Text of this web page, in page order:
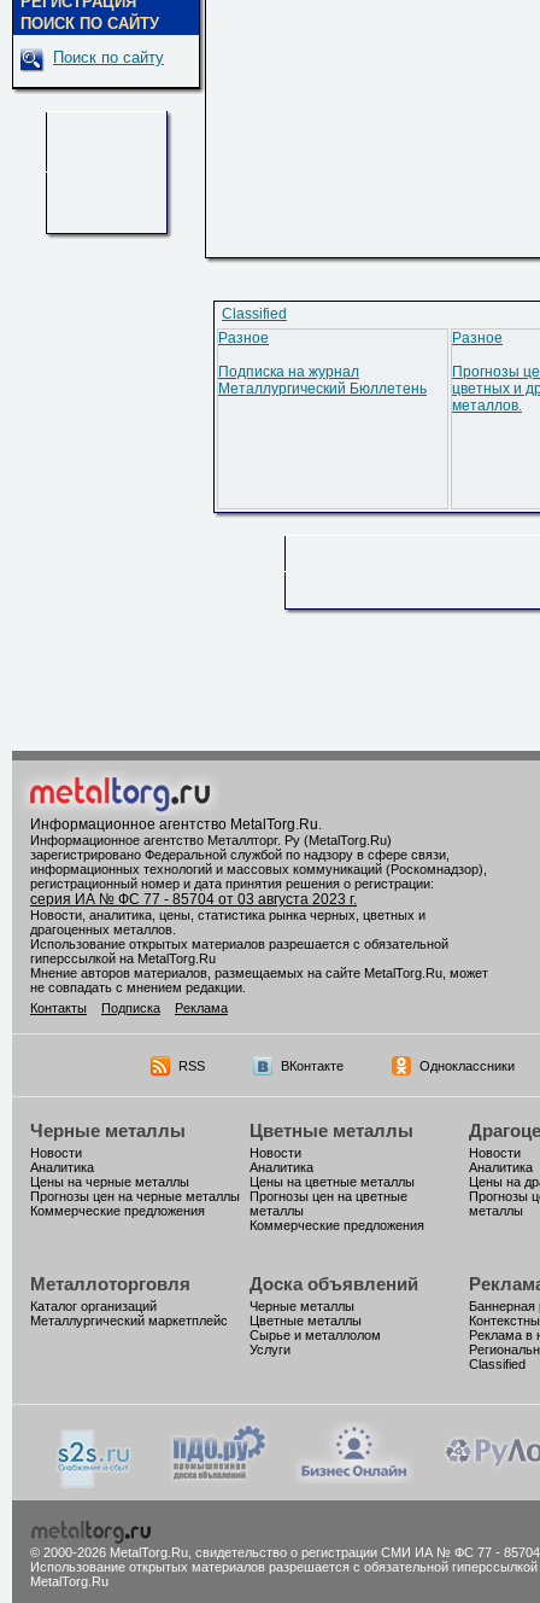
ПОИСК ПО САЙТУ
Поиск по сайту
Classified
Разное
Подписка на журнал
Металлургический Бюллетень
Разное
Прогнозы
цветных и
металлов.
Информационное агентство MetalTorg.Ru
Информационное агентство Металлторг. Ру (MetalTorg.Ru)
зарегистрировано Федеральной службой по надзору в сфере связи,
информационных технологий и массовых коммуникаций (Роскомнадзор),
регистрационный номер и дата принятия решения о регистрации:
серия ИА № ФС 77 - 85704 от 03 августа 2023 г.
Новости, аналитика, цены, статистика рынка черных, цветных и
драгоценных металлов.
Использование открытых материалов разрешается с обязательной
гиперссылкой на MetalTorg.Ru
Мнение авторов материалов, размещаемых на сайте MetalTorg.Ru, может
не совпадать с мнением редакции.
Контакты
Подписка Реклама
RSS ВКонтакте Одноклассники
Черные металлы
Новости
Аналитика
Цены на черные металлы
Прогнозы цен на черные металлы
Коммерческие предложения
Цветные металлы
Новости
Аналитика
Цены на цветные металлы
Прогнозы цен на цветные
металлы
Коммерческие предложения
Новости
Аналитика
Цены на
Прогнозы
металлы
Металлоторговля
Каталог организаций
Металлургический маркетплейс
Доска объявлений
Черные металлы
Цветные металлы
Сырье и металлолом
Услуги
Баннерная
Реклама в
Classified
© 2000-2026 MetalTorg.Ru, cвидетельство о регистрации СМИ ИА № ФС 77 - 85704
Использование открытых материалов разрешается с обязательной гиперссылкой
MetalTorg.Ru